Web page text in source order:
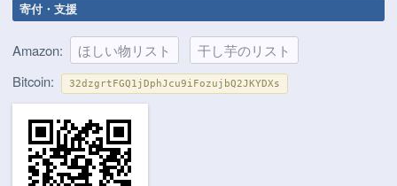
寄付・支援
Amazon: ほしい物リスト
干し芋のリスト
Bitcoin:
32dzgrtFGQ1jDphJcu9iFozujbQ2JKYDXs